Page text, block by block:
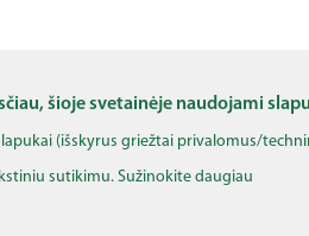
šioje svetainėje naudojami
(išskyrus griežtai privalomus/
sutikimu. Sužinokite daugiau